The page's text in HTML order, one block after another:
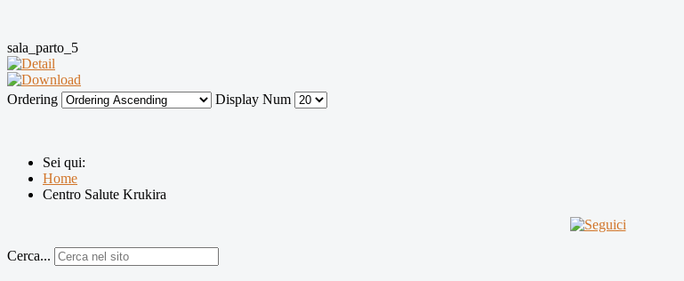
sala_parto_5
Ordering Display Num
Sei qui:
Home
Centro Salute Krukira
Cerca...